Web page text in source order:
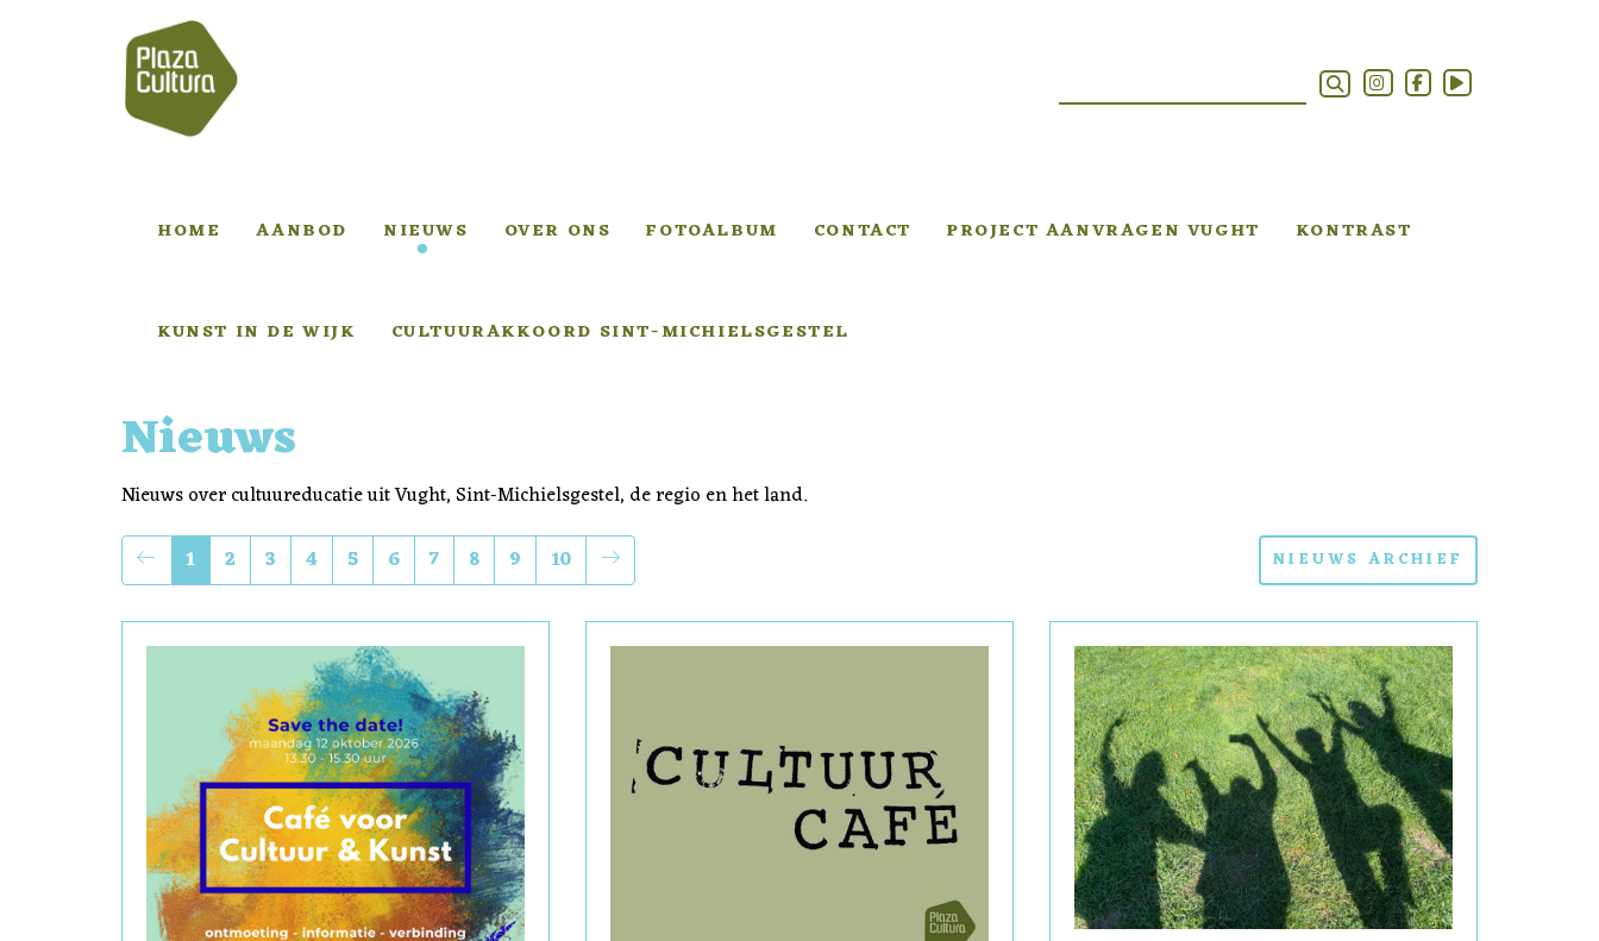
HOME AANBOD NIEUWS OVER ONS FOTOALBUM CONTACT PROJECT AANVRAGEN VUGHT KONTRAST
KUNST IN DE WIJK CULTUURAKKOORD SINT-MICHIELSGESTEL
Nieuws
Nieuws over cultuureducatie uit Vught, Sint-Michielsgestel, de regio en het land.
1
2 3 4 5 6 7 8 9 10 NIEUWS ARCHIEF